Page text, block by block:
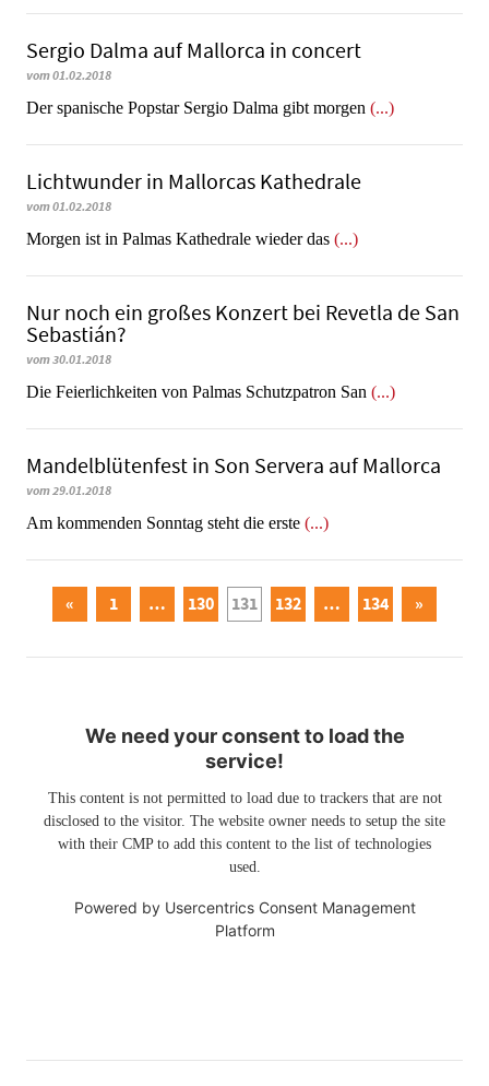
Sergio Dalma auf Mallorca in concert
vom 01.02.2018
Der spanische Popstar Sergio Dalma gibt morgen (...)
Lichtwunder in Mallorcas Kathedrale
vom 01.02.2018
Morgen ist in Palmas Kathedrale wieder das (...)
Nur noch ein großes Konzert bei Revetla de San
Sebastián?
vom 30.01.2018
Die Feierlichkeiten von Palmas Schutzpatron San (...)
Mandelblütenfest in Son Servera auf Mallorca
vom 29.01.2018
Am kommenden Sonntag steht die erste (...)
« 1 … 130 131 132 … 134 »
We need your consent to load the
service!
This content is not permitted to load due to trackers that are not
disclosed to the visitor. The website owner needs to setup the site
with their CMP to add this content to the list of technologies
used.
Powered by Usercentrics Consent Management
Platform